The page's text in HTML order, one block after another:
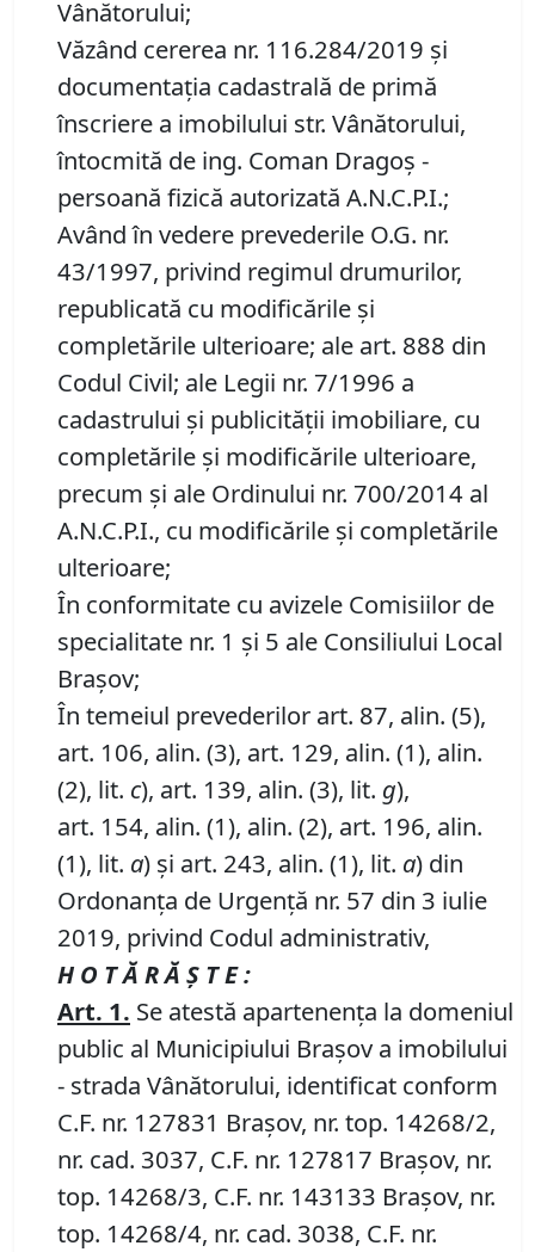
Vânătorului;
Văzând cererea nr. 116.284/2019 și
documentația cadastrală de primă
înscriere a imobilului str. Vânătorului,
întocmită de ing. Coman Dragoș -
persoană fizică autorizată A.N.C.P.I.;
Având în vedere prevederile O.G. nr.
43/1997, privind regimul drumurilor,
republicată cu modificările şi
completările ulterioare; ale art. 888 din
Codul Civil; ale Legii nr. 7/1996 a
cadastrului și publicității imobiliare, cu
completările și modificările ulterioare,
precum și ale Ordinului nr. 700/2014 al
A.N.C.P.I., cu modificările și completările
ulterioare;
În conformitate cu avizele Comisiilor de
specialitate nr. 1 și 5 ale Consiliului Local
Brașov;
În temeiul prevederilor art. 87, alin. (5),
art. 106, alin. (3), art. 129, alin. (1), alin.
(2), lit. c), art. 139, alin. (3), lit. g),
art. 154, alin. (1), alin. (2), art. 196, alin.
(1), lit. a) și art. 243, alin. (1), lit. a) din
Ordonanța de Urgență nr. 57 din 3 iulie
2019, privind Codul administrativ,
H O T Ă R Ă Ş T E :
Art. 1. Se atestă apartenenţa la domeniul
public al Municipiului Braşov a imobilului
- strada Vânătorului, identificat conform
C.F. nr. 127831 Brașov, nr. top. 14268/2,
nr. cad. 3037, C.F. nr. 127817 Brașov, nr.
top. 14268/3, C.F. nr. 143133 Brașov, nr.
top. 14268/4, nr. cad. 3038, C.F. nr.